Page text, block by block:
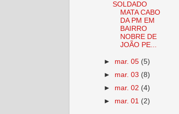
SOLDADO
MATA CABO
DA PM EM
BAIRRO
NOBRE DE
JOÃO PE...
► mar. 05 (5)
► mar. 03 (8)
► mar. 02 (4)
► mar. 01 (2)